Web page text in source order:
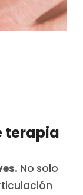
terapia
No solo